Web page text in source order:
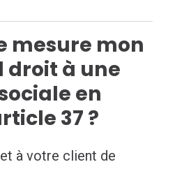
mesure mon
à une
en
37 ?
à votre client de